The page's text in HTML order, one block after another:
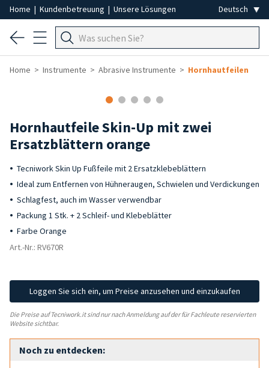
Home | Kundenbetreuung | Unsere Lösungen
Home Instrumente Abrasive Instrumente Hornhautfeilen
Hornhautfeile Skin-Up mit zwei
Ersatzblättern orange
Tecniwork Skin Up Fußfeile mit 2 Ersatzklebeblättern
Ideal zum Entfernen von Hühneraugen, Schwielen und Verdickungen
Schlagfest, auch im Wasser verwendbar
Packung 1 Stk. + 2 Schleif- und Klebeblätter
Farbe Orange
Art.-Nr.: RV670R
Loggen Sie sich ein, um Preise anzusehen und einzukaufen
Die Preise auf Tecniwork.it sind nur nach Anmeldung auf der für Fachleute reservierten
Website sichtbar.
Noch zu entdecken: